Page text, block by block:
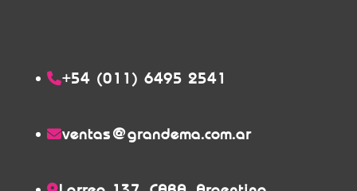
+54 (011) 6495 2541
ventas@grandema.com.ar